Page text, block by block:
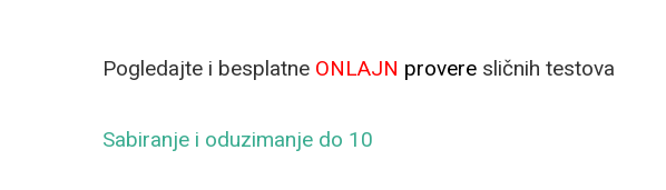
Pogledajte i besplatne ONLAJN provere sličnih testova
Sabiranje i oduzimanje do 10